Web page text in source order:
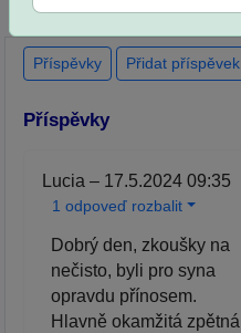
zkouškách
Příspěvky Přidat příspěvek
Příspěvky
Lucia – 17.5.2024 09:35
1 odpoveď rozbalit
Dobrý den, zkoušky na
nečisto, byli pro syna
opravdu přínosem.
Hlavně okamžitá zpětná